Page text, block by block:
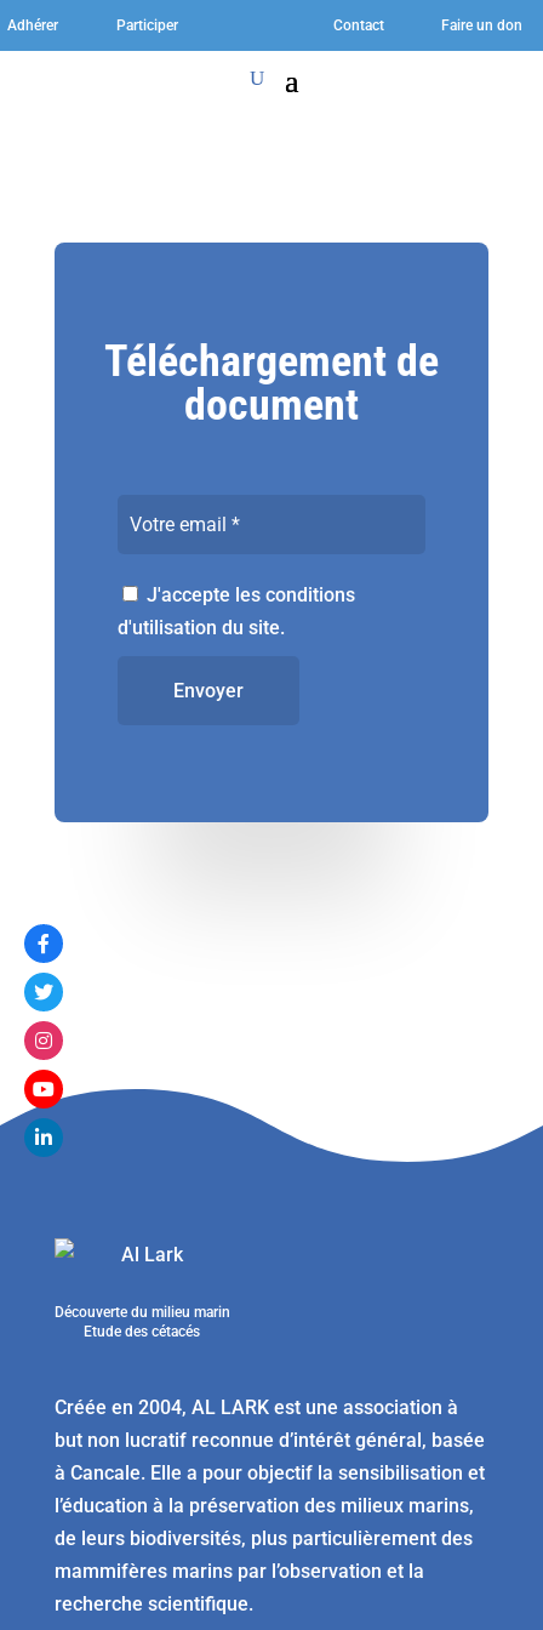
Adhérer Participer Contact Faire un don
Téléchargement de
document
J'accepte les conditions
d'utilisation du site.
Envoyer
Découverte du milieu marin
Etude des cétacés
Créée en 2004, AL LARK est une association à
but non lucratif reconnue d’intérêt général, basée
à Cancale. Elle a pour objectif la sensibilisation et
l’éducation à la préservation des milieux marins,
de leurs biodiversités, plus particulièrement des
mammifères marins par l’observation et la
recherche scientifique.